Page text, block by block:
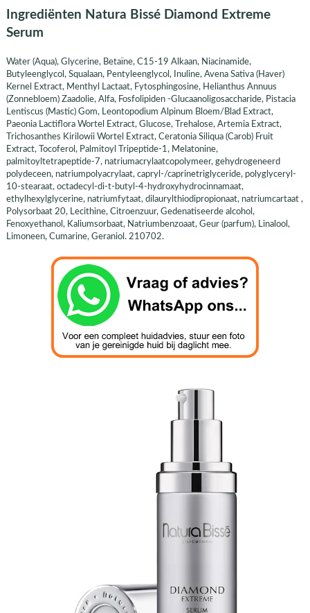
Ingrediënten Natura Bissé Diamond Extreme
Serum
Water (Aqua), Glycerine, Betaïne, C15-19 Alkaan, Niacinamide,
Butyleenglycol, Squalaan, Pentyleenglycol, Inuline, Avena Sativa (Haver)
Kernel Extract, Menthyl Lactaat, Fytosphingosine, Helianthus Annuus
(Zonnebloem) Zaadolie, Alfa, Fosfolipiden -Glucaanoligosaccharide, Pistacia
Lentiscus (Mastic) Gom, Leontopodium Alpinum Bloem/Blad Extract,
Paeonia Lactiflora Wortel Extract, Glucose, Trehalose, Artemia Extract,
Trichosanthes Kirilowii Wortel Extract, Ceratonia Siliqua (Carob) Fruit
Extract, Tocoferol, Palmitoyl Tripeptide-1, Melatonine,
palmitoyltetrapeptide-7, natriumacrylaatcopolymeer, gehydrogeneerd
polydeceen, natriumpolyacrylaat, capryl-/caprinetriglyceride, polyglyceryl-
10-stearaat, octadecyl-di-t-butyl-4-hydroxyhydrocinnamaat,
ethylhexylglycerine, natriumfytaat, dilaurylthiodipropionaat, natriumcartaat ,
Polysorbaat 20, Lecithine, Citroenzuur, Gedenatiseerde alcohol,
Fenoxyethanol, Kaliumsorbaat, Natriumbenzoaat, Geur (parfum), Linalool,
Limoneen, Cumarine, Geraniol. 210702.